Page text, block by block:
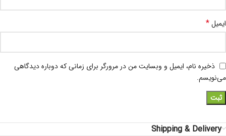
ایمیل*
ذخیره نام، ایمیل و وبسایت من در مرورگر برای زمانی که دوباره دیدگاهی
می‌نویسم.
Shipping & Delivery